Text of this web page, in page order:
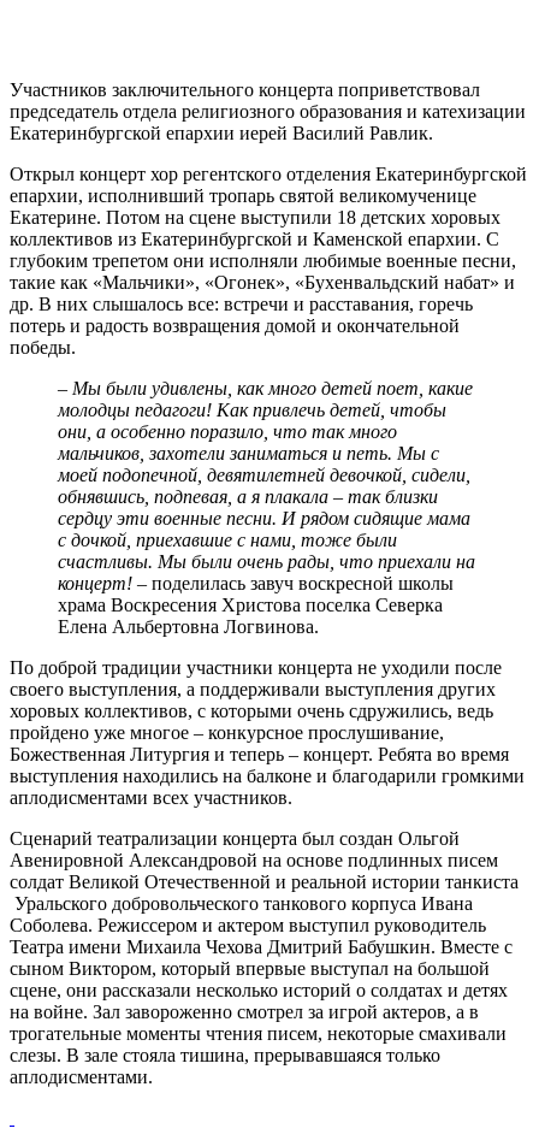
Участников заключительного концерта поприветствовал
председатель отдела религиозного образования и катехизации
Екатеринбургской епархии иерей Василий Равлик.
Открыл концерт хор регентского отделения Екатеринбургской
епархии, исполнивший тропарь святой великомученице
Екатерине. Потом на сцене выступили 18 детских хоровых
коллективов из Екатеринбургской и Каменской епархии. С
глубоким трепетом они исполняли любимые военные песни,
такие как «Мальчики», «Огонек», «Бухенвальдский набат» и
др. В них слышалось все: встречи и расставания, горечь
потерь и радость возвращения домой и окончательной
победы.
– Мы были удивлены, как много детей поет, какие
молодцы педагоги! Как привлечь детей, чтобы
они, а особенно поразило, что так много
мальчиков, захотели заниматься и петь. Мы с
моей подопечной, девятилетней девочкой, сидели,
обнявшись, подпевая, а я плакала – так близки
сердцу эти военные песни. И рядом сидящие мама
с дочкой, приехавшие с нами, тоже были
счастливы. Мы были очень рады, что приехали на
концерт! – поделилась завуч воскресной школы
храма Воскресения Христова поселка Северка
Елена Альбертовна Логвинова.
По доброй традиции участники концерта не уходили после
своего выступления, а поддерживали выступления других
хоровых коллективов, с которыми очень сдружились, ведь
пройдено уже многое – конкурсное прослушивание,
Божественная Литургия и теперь – концерт. Ребята во время
выступления находились на балконе и благодарили громкими
аплодисментами всех участников.
Сценарий театрализации концерта был создан Ольгой
Авенировной Александровой на основе подлинных писем
солдат Великой Отечественной и реальной истории танкиста
Уральского добровольческого танкового корпуса Ивана
Соболева. Режиссером и актером выступил руководитель
Театра имени Михаила Чехова Дмитрий Бабушкин. Вместе с
сыном Виктором, который впервые выступал на большой
сцене, они рассказали несколько историй о солдатах и детях
на войне. Зал завороженно смотрел за игрой актеров, а в
трогательные моменты чтения писем, некоторые смахивали
слезы. В зале стояла тишина, прерывавшаяся только
аплодисментами.